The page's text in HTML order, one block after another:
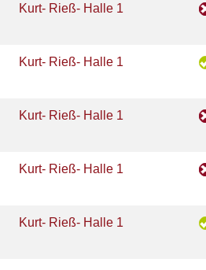
Kurt- Rieß- Halle 1
Kurt- Rieß- Halle 1
Kurt- Rieß- Halle 1
Kurt- Rieß- Halle 1
Kurt- Rieß- Halle 1